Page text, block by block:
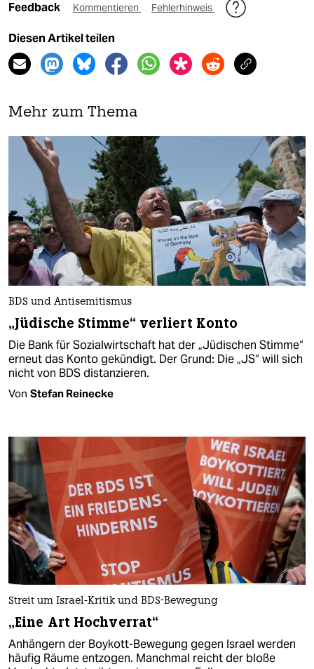
Feedback Kommentieren Fehlerhinweis
Diesen Artikel teilen
Mehr zum Thema
BDS und Antisemitismus
„Jüdische Stimme“ verliert Konto
Die Bank für Sozialwirtschaft hat der „Jüdischen Stimme“
erneut das Konto gekündigt. Der Grund: Die „JS“ will sich
nicht von BDS distanzieren.
Von Stefan Reinecke
Streit um Israel-Kritik und BDS-Bewegung
„Eine Art Hochverrat“
Anhängern der Boykott-Bewegung gegen Israel werden
häufig Räume entzogen. Manchmal reicht der bloße